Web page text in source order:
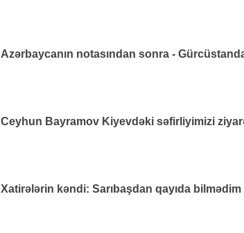
Azərbaycanın notasından sonra -
Ceyhun Bayramov Kiyevdəki səfirliyimizi
Xatirələrin kəndi: Sarıbaşdan qayıda bilmədim